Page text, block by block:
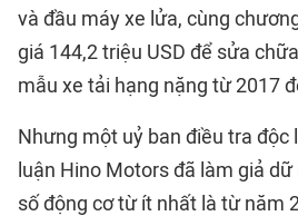
và đầu máy xe lửa, cùng
giá 144,2 triệu USD để sửa
mẫu xe tải hạng nặng từ 2017
Nhưng một uỷ ban điều tra độc
luận Hino Motors đã làm giả
số động cơ từ ít nhất là từ năm